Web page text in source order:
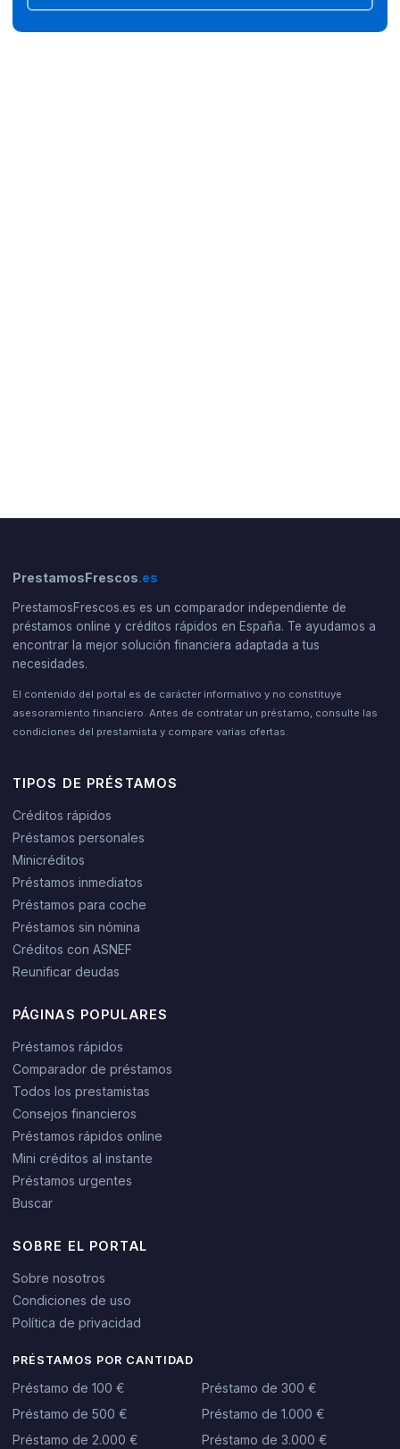
PrestamosFrescos.es
PrestamosFrescos.es es un comparador independiente de
préstamos online y créditos rápidos en España. Te ayudamos a
encontrar la mejor solución financiera adaptada a tus
necesidades.
El contenido del portal es de carácter informativo y no constituye
asesoramiento financiero. Antes de contratar un préstamo, consulte las
condiciones del prestamista y compare varias ofertas.
TIPOS DE PRÉSTAMOS
Créditos rápidos
Préstamos personales
Minicréditos
Préstamos inmediatos
Préstamos para coche
Préstamos sin nómina
Créditos con ASNEF
Reunificar deudas
PÁGINAS POPULARES
Préstamos rápidos
Comparador de préstamos
Todos los prestamistas
Consejos financieros
Préstamos rápidos online
Mini créditos al instante
Préstamos urgentes
Buscar
SOBRE EL PORTAL
Sobre nosotros
Condiciones de uso
Política de privacidad
PRÉSTAMOS POR CANTIDAD
Préstamo de 100 €
Préstamo de 300 €
Préstamo de 500 €
Préstamo de 1.000 €
Préstamo de 2.000 €
Préstamo de 3.000 €